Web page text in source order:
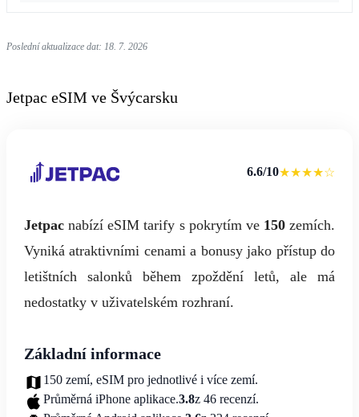
Poslední aktualizace dat: 18. 7. 2026
Jetpac eSIM ve Švýcarsku
6.6/10★★★★☆
Jetpacnabízí eSIM tarify s pokrytím ve 150 zemích.
Vyniká atraktivními cenami a bonusy jako přístup do
letištních salonků během zpoždění letů, ale má
nedostatky v uživatelském rozhraní.
Základní informace
150 zemí, eSIM pro jednotlivé i více zemí.
Průměrná iPhone aplikace.3.8z 46 recenzí.